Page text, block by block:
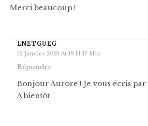
Merci beaucoup !
LNETGUEG
12 Janvier 2021 At 19 H 17 Min
Répondre
Bonjour Aurore ! Je vous écris par
A bientôt